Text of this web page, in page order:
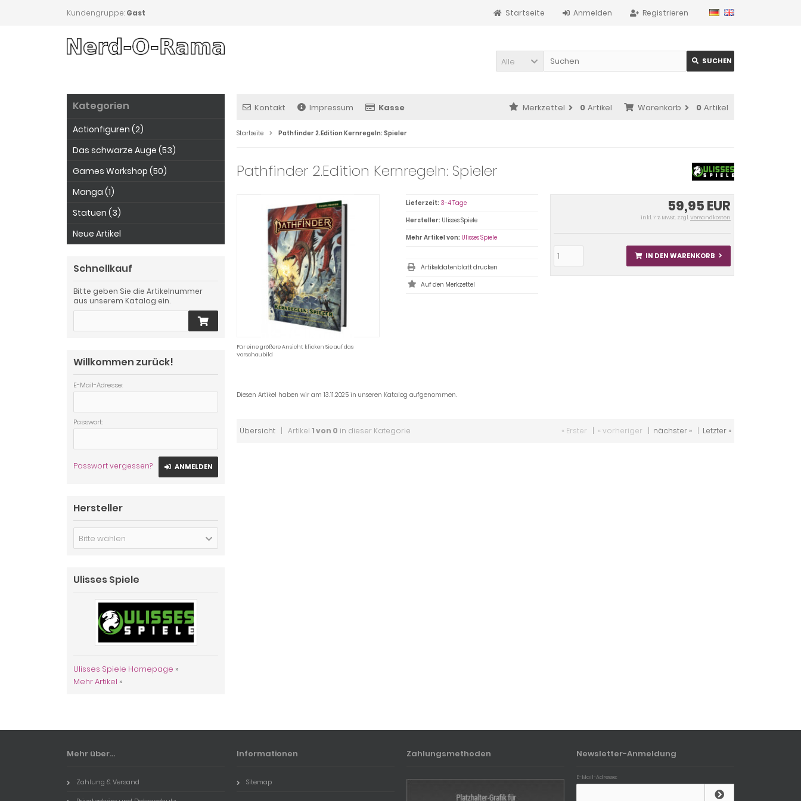
Kundengruppe: Gast Registrieren
Anmelden
Startseite
Alle SUCHEN
Kontakt Impressum Kasse Warenkorb 0 Artikel
Merkzettel 0 Artikel
Startseite Pathfinder 2.Edition Kernregeln: Spieler
Pathfinder 2.Edition Kernregeln: Spieler
Für eine größere Ansicht klicken Sie auf das
Vorschaubild
59,95 EUR
inkl. 7 % MwSt. zzgl.Versandkosten
IN DEN WARENKORB
Lieferzeit: 3-4 Tage
Hersteller: Ulisses Spiele
Mehr Artikel von: Ulisses Spiele
Artikeldatenblatt drucken
Diesen Artikel haben wir am 13.11.2025 in unseren Katalog aufgenommen.
Übersicht | Artikel 1 von 0 in dieser Kategorie « Erster | « vorheriger | nächster » | Letzter »
Kategorien
Actionfiguren (2)
Das schwarze Auge (53)
Games Workshop (50)
Manga (1)
Statuen (3)
Neue Artikel
Schnellkauf
Bitte geben Sie die Artikelnummer
aus unserem Katalog ein.
Willkommen zurück!
E-Mail-Adresse:
Passwort:
Passwort vergessen? ANMELDEN
Hersteller
Bitte wählen
Ulisses Spiele
Ulisses Spiele Homepage »
Mehr Artikel »
Mehr über...
Zahlung & Versand
Informationen
Sitemap
Zahlungsmethoden Newsletter-Anmeldung
E-Mail-Adresse: